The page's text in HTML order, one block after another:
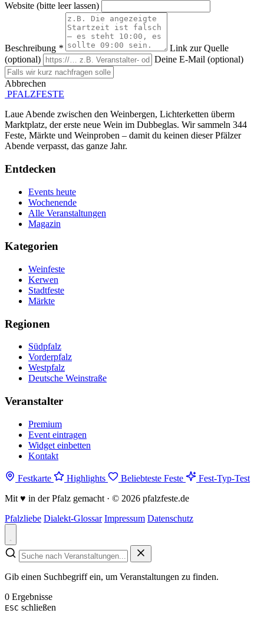
Website (bitte leer lassen)
Beschreibung *
Link zur Quelle
(optional)
Deine E-Mail (optional)
Abbrechen
PFALZFESTE
Laue Abende zwischen den Weinbergen, Lichterketten überm
Marktplatz, der erste neue Wein im Dubbeglas. Wir sammeln 344
Feste, Märkte und Weinproben – damit du keinen dieser Pfälzer
Abende verpasst, das ganze Jahr.
Entdecken
Events heute
Wochenende
Alle Veranstaltungen
Magazin
Kategorien
Weinfeste
Kerwen
Stadtfeste
Märkte
Regionen
Südpfalz
Vorderpfalz
Westpfalz
Deutsche Weinstraße
Veranstalter
Premium
Event eintragen
Widget einbetten
Kontakt
Festkarte Highlights Beliebteste Feste
Fest-Typ-Test
Mit ♥ in der Pfalz gemacht · © 2026 pfalzfeste.de
Pfalzliebe Dialekt-Glossar Impressum Datenschutz
Gib einen Suchbegriff ein, um Veranstaltungen zu finden.
0 Ergebnisse
ESC schließen